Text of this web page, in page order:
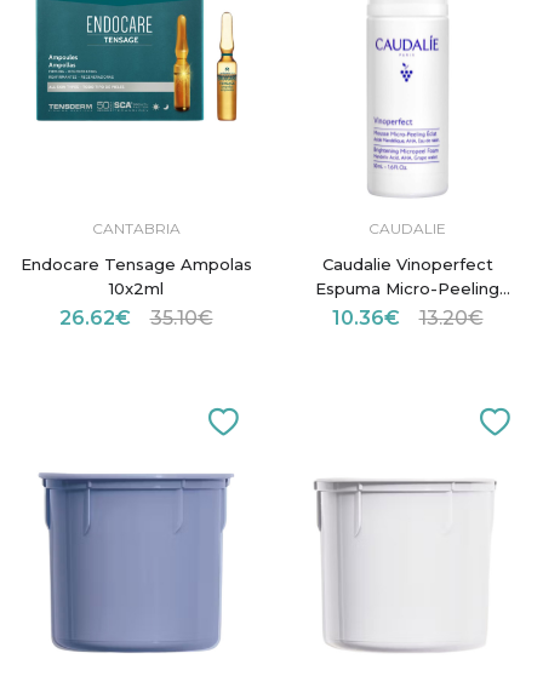
CANTABRIA
Endocare Tensage Ampolas
10x2ml
26.62€ 35.10€
CAUDALIE
Caudalie Vinoperfect
Espuma Micro-Peeling
Luminosidade 50ml
10.36€ 13.20€